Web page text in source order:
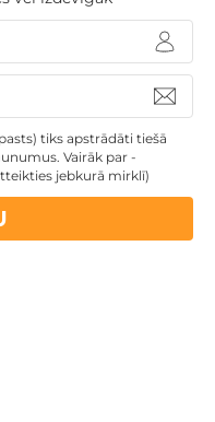
administrācijasmaksas
garantija
tiks apstrādāti tiešā
Vairāk par -
jebkurā mirklī)